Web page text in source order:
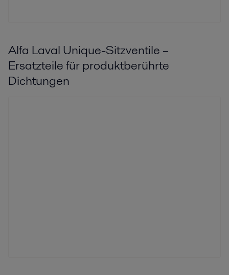
Alfa Laval Unique-Sitzventile –
Ersatzteile für produktberührte
Dichtungen